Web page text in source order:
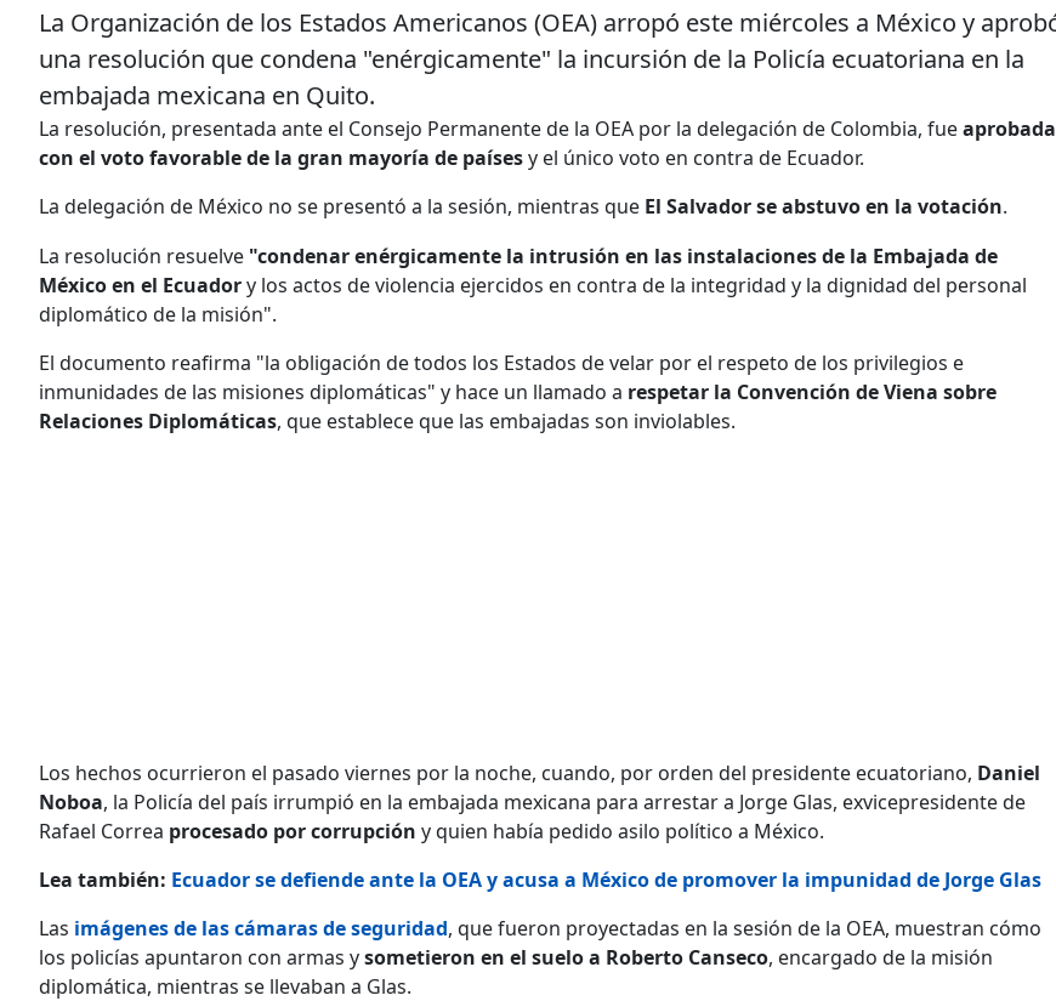
La Organización de los Estados Americanos (OEA) arropó este miércoles a México y
una resolución que condena "enérgicamente" la incursión de la Policía ecuatoriana en la
embajada mexicana en Quito.
La resolución, presentada ante el Consejo Permanente de la OEA por la delegación de Colombia, fueaprobada
con el voto favorable de la gran mayoría de paísesy el único voto en contra de Ecuador.
La delegación de México no se presentó a la sesión, mientras que El Salvador se abstuvo en la votación.
La resolución resuelve "condenar enérgicamente la intrusión en las instalaciones de la Embajada de
México en el Ecuadory los actos de violencia ejercidos en contra de la integridad y la dignidad del personal
diplomático de la misión".
El documento reafirma "la obligación de todos los Estados de velar por el respeto de los privilegios e
inmunidades de las misiones diplomáticas" y hace un llamado a respetar la Convención de Viena sobre
Relaciones Diplomáticas, que establece que las embajadas son inviolables.
Los hechos ocurrieron el pasado viernes por la noche, cuando, por orden del presidente ecuatoriano, Daniel
Noboa, la Policía del país irrumpió en la embajada mexicana para arrestar a Jorge Glas, exvicepresidente de
Rafael Correa procesado por corrupción y quien había pedido asilo político a México.
Lea también: Ecuador se defiende ante la OEA y acusa a México de promover la impunidad de Jorge Glas
Las imágenes de las cámaras de seguridad, que fueron proyectadas en la sesión de la OEA, muestran cómo
los policías apuntaron con armas ysometieron en el suelo a Roberto Canseco, encargado de la misión
diplomática, mientras se llevaban a Glas.